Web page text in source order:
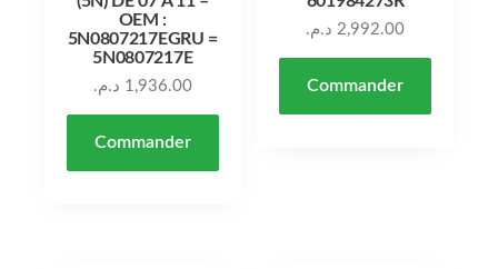
OEM :
5N0807217EGRU =
5N0807217E
1,936.00 د.م.
Commander
2,992.00 د.م.
Commander